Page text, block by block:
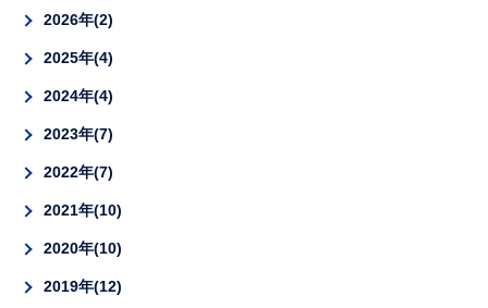
2026年 2
2025年 4
2024年 4
2023年 7
2022年 7
2021年 10
2020年 10
2019年 12